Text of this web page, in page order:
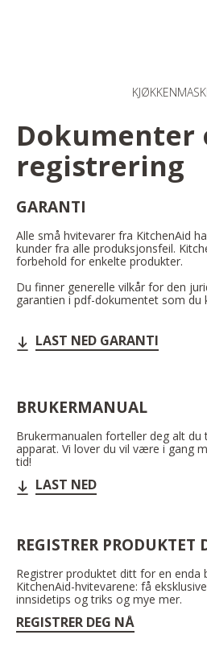
Dokumenter
registrering
GARANTI
Alle små hvitevarer fra KitchenAid
kunder fra alle produksjonsfeil.
forbehold for enkelte produkter.
Du finner generelle vilkår for den
garantien i pdf-dokumentet som du
LAST NED GARANTI
BRUKERMANUAL
Brukermanualen forteller deg alt
apparat. Vi lover du vil være i gang
tid!
LAST NED
REGISTRER PRODUKTET
Registrer produktet ditt for en enda
KitchenAid-hvitevarene: få
innsidetips og triks og mye mer.
REGISTRER DEG NÅ